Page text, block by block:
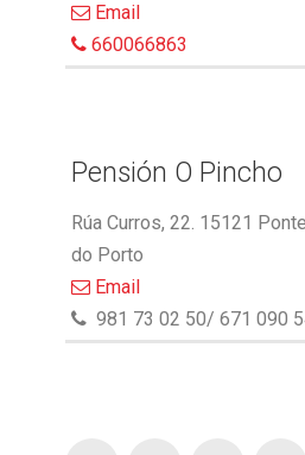
Email
660066863
Pensión O Pincho
Rúa Curros, 22. 15121
do Porto
Email
981 73 02 50/ 671 090